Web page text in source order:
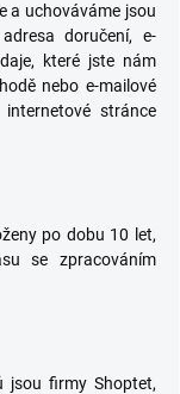
a uchováváme jsou
doručení, e-
které jste nám
nebo e-mailové
stránce
po dobu 10 let,
se zpracováním
jsou firmy Shoptet,